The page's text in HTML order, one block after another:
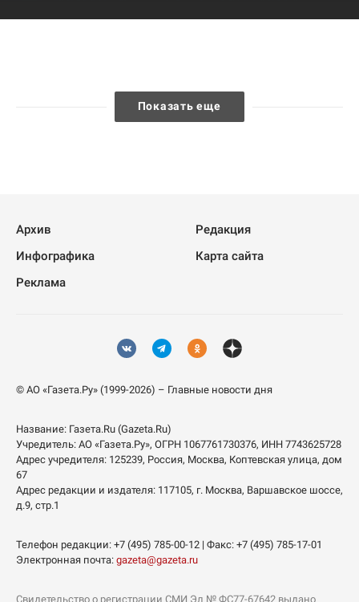
Показать еще
Архив
Редакция
Инфографика
Карта сайта
Реклама
© АО «Газета.Ру» (1999-2026) – Главные новости дня
Название: Газета.Ru (Gazeta.Ru)
Учредитель: АО «Газета.Ру», ОГРН 1067761730376, ИНН 7743625728
Адрес учредителя: 125239, Россия, Москва, Коптевская улица, дом
67
Адрес редакции и издателя: 117105, г. Москва, Варшавское шоссе,
д.9, стр.1
Телефон редакции: +7 (495) 785-00-12 | Факс: +7 (495) 785-17-01
Электронная почта: gazeta@gazeta.ru
Свидетельство о регистрации СМИ Эл № ФС77-67642 выдано